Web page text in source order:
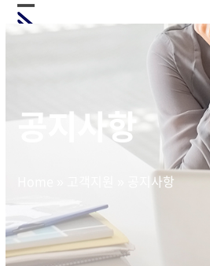
Skip
to Open
Close
공지사항
공지사항